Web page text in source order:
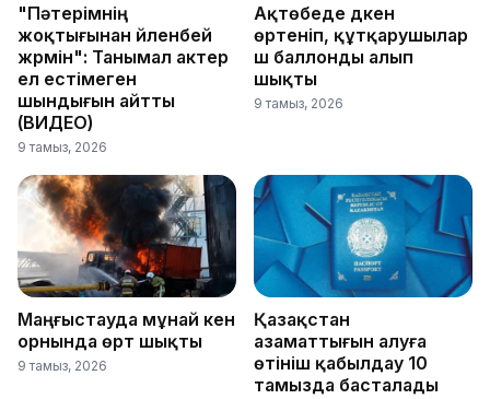
"Пәтерімнің
жоқтығынан үйленбей
жүрмін": Танымал актер
ел естімеген
шындығын айтты
(ВИДЕО)
9 тамыз, 2026
Ақтөбеде дүкен
өртеніп, құтқарушылар
үш баллонды алып
шықты
9 тамыз, 2026
Маңғыстауда мұнай кен
орнында өрт шықты
9 тамыз, 2026
Қазақстан
азаматтығын алуға
өтініш қабылдау 10
тамызда басталады